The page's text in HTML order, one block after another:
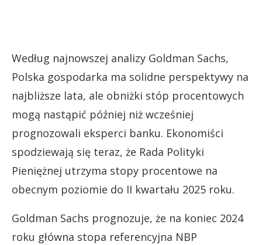
Według najnowszej analizy Goldman Sachs,
Polska gospodarka ma solidne perspektywy na
najbliższe lata, ale obniżki stóp procentowych
mogą nastąpić później niż wcześniej
prognozowali eksperci banku. Ekonomiści
spodziewają się teraz, że Rada Polityki
Pieniężnej utrzyma stopy procentowe na
obecnym poziomie do II kwartału 2025 roku.
Goldman Sachs prognozuje, że na koniec 2024
roku główna stopa referencyjna NBP